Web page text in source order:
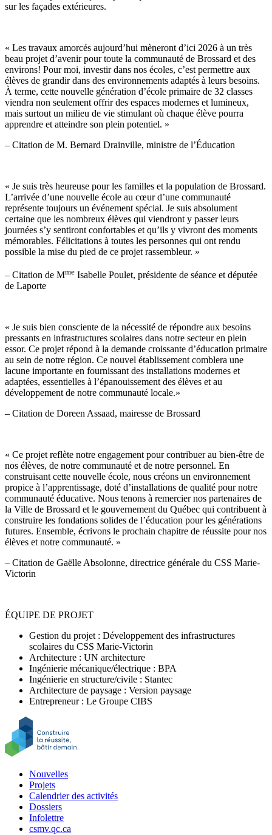
sur les façades extérieures.
« Les travaux amorcés aujourd’hui mèneront d’ici 2026 à un très
beau projet d’avenir pour toute la communauté de Brossard et des
environs! Pour moi, investir dans nos écoles, c’est permettre aux
élèves de grandir dans des environnements adaptés à leurs besoins.
À terme, cette nouvelle génération d’école primaire de 32 classes
viendra non seulement offrir des espaces modernes et lumineux,
mais surtout un milieu de vie stimulant où chaque élève pourra
apprendre et atteindre son plein potentiel. »
– Citation de M. Bernard Drainville, ministre de l’Éducation
« Je suis très heureuse pour les familles et la population de Brossard.
L’arrivée d’une nouvelle école au cœur d’une communauté
représente toujours un événement spécial. Je suis absolument
certaine que les nombreux élèves qui viendront y passer leurs
journées s’y sentiront confortables et qu’ils y vivront des moments
mémorables. Félicitations à toutes les personnes qui ont rendu
possible la mise du pied de ce projet rassembleur. »
– Citation de Mme Isabelle Poulet, présidente de séance et députée
de Laporte
« Je suis bien consciente de la nécessité de répondre aux besoins
pressants en infrastructures scolaires dans notre secteur en plein
essor. Ce projet répond à la demande croissante d’éducation primaire
au sein de notre région. Ce nouvel établissement comblera une
lacune importante en fournissant des installations modernes et
adaptées, essentielles à l’épanouissement des élèves et au
développement de notre communauté locale.»
– Citation de Doreen Assaad, mairesse de Brossard
« Ce projet reflète notre engagement pour contribuer au bien-être de
nos élèves, de notre communauté et de notre personnel. En
construisant cette nouvelle école, nous créons un environnement
propice à l’apprentissage, doté d’installations de qualité pour notre
communauté éducative. Nous tenons à remercier nos partenaires de
la Ville de Brossard et le gouvernement du Québec qui contribuent à
construire les fondations solides de l’éducation pour les générations
futures. Ensemble, écrivons le prochain chapitre de réussite pour nos
élèves et notre communauté. »
– Citation de Gaëlle Absolonne, directrice générale du CSS Marie-
Victorin
ÉQUIPE DE PROJET
Gestion du projet : Développement des infrastructures
scolaires du CSS Marie-Victorin
Architecture : UN architecture
Ingénierie mécanique/électrique : BPA
Ingénierie en structure/civile : Stantec
Architecture de paysage : Version paysage
Entrepreneur : Le Groupe CIBS
Nouvelles
Projets
Calendrier des activités
Dossiers
Infolettre
csmv.qc.ca